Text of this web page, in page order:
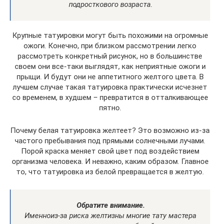
подросткового возраста.
Крупные татуировки могут быть похожими на огромные
ожоги. Конечно, при близком рассмотрении легко
рассмотреть конкретный рисунок, но в большинстве
своем они все-таки выглядят, как неприятные ожоги и
прыщи. И будут они не аппетитного желтого цвета. В
лучшем случае такая татуировка практически исчезнет
со временем, в худшем – превратится в отталкивающее
пятно.
Почему белая татуировка желтеет? Это возможно из-за
частого пребывания под прямыми солнечными лучами.
Порой краска меняет свой цвет под воздействием
организма человека. И неважно, каким образом. Главное
то, что татуировка из белой превращается в желтую.
Обратите внимание.
Именноиз-за риска желтизны многие тату мастера